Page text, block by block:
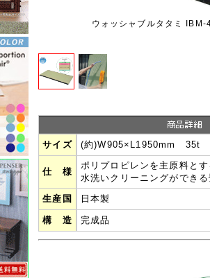
ウォッシャブルタタミ IBM-
サイズ (約)W905×L1950mm 35t
仕 様
ポリプロピレンを主原料と
水洗いクリーニングができ
生産国
日本製
構 造 完成品